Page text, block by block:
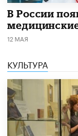
В России
12 МАЯ
КУЛЬТУРА